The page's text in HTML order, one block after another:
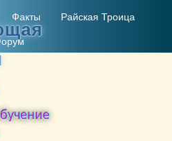
к основному
Факты
Райская Троица